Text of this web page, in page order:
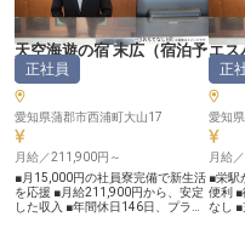
天空海遊の宿 末広 （宿泊予
約）
正社員
愛知県蒲郡市西浦町大山17
月給／211,900円～
■月15,000円の社員寮完備で新生活
を応援 ■月給211,900円から、安定
した収入 ■年間休日146日、プライ
エス
ル（
正
月給
■栄駅
便利
なし ■